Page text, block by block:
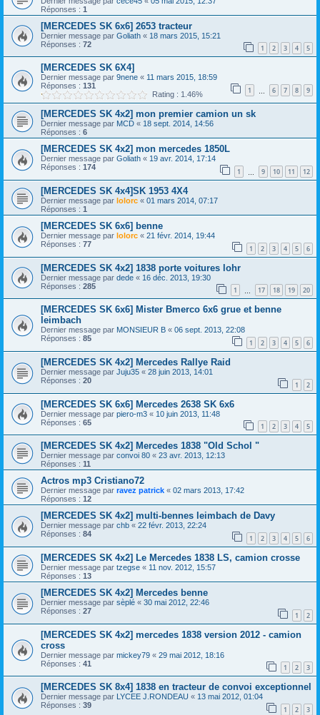
Réponses : 1
[MERCEDES SK 6x6] 2653 tracteur
Dernier message par Goliath « 18 mars 2015, 15:21
Réponses : 72 1 2 3 4 5
[MERCEDES SK 6X4]
Dernier message par 9nene « 11 mars 2015, 18:59
Réponses : 131 1 6 7 8 9
Rating : 1.46%
[MERCEDES SK 4x2] mon premier camion un sk
Dernier message par MCD « 18 sept. 2014, 14:56
Réponses : 6
[MERCEDES SK 4x2] mon mercedes 1850L
Dernier message par Goliath « 19 avr. 2014, 17:14
Réponses : 174 1 9 10 11 12
[MERCEDES SK 4x4]SK 1953 4X4
Dernier message par lolorc « 01 mars 2014, 07:17
Réponses : 1
[MERCEDES SK 6x6] benne
Dernier message par lolorc « 21 févr. 2014, 19:44
Réponses : 77 1 2 3 4 5 6
[MERCEDES SK 4x2] 1838 porte voitures lohr
Dernier message par dede « 16 déc. 2013, 19:30
Réponses : 285 1 17 18 19 20
[MERCEDES SK 6x6] Mister Bmerco 6x6 grue et benne
leimbach
Dernier message par MONSIEUR B « 06 sept. 2013, 22:08
Réponses : 85 1 2 3 4 5 6
[MERCEDES SK 4x2] Mercedes Rallye Raid
Dernier message par Juju35 « 28 juin 2013, 14:01
Réponses : 20 1 2
[MERCEDES SK 6x6] Mercedes 2638 SK 6x6
Dernier message par piero-m3 « 10 juin 2013, 11:48
Réponses : 65 1 2 3 4 5
[MERCEDES SK 4x2] Mercedes 1838 "Old Schol "
Dernier message par convoi 80 « 23 avr. 2013, 12:13
Réponses : 11
Actros mp3 Cristiano72
Dernier message par ravez patrick « 02 mars 2013, 17:42
Réponses : 12
[MERCEDES SK 4x2] multi-bennes leimbach de Davy
Dernier message par chb « 22 févr. 2013, 22:24
Réponses : 84 1 2 3 4 5 6
[MERCEDES SK 4x2] Le Mercedes 1838 LS, camion crosse
Dernier message par tzegse « 11 nov. 2012, 15:57
Réponses : 13
[MERCEDES SK 4x2] Mercedes benne
Dernier message par sèplé « 30 mai 2012, 22:46
Réponses : 27 1 2
[MERCEDES SK 4x2] mercedes 1838 version 2012 - camion
cross
Dernier message par mickey79 « 29 mai 2012, 18:16
Réponses : 41 1 2 3
[MERCEDES SK 8x4] 1838 en tracteur de convoi exceptionnel
Dernier message par LYCEE J.RONDEAU « 13 mai 2012, 01:04
Réponses : 39 1 2 3